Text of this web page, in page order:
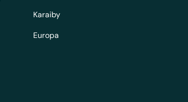
Karaiby
Europa